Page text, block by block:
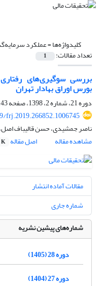
کلیدواژه‌ها =عملکرد
تعداد مقالات: 1
بررسی سوگیری‌های
بورس اوراق بهادار تهران
دوره 21، شماره 2، 1398، صفحه
164
frj.2019.266852.1006745
ناصر جمشیدی، حسن قالیباف
مشاهده مقاله
اصل مقاله K
مقالات آماده انتشار
شماره جاری
شماره‌های پیشین نشریه
دوره 28 (1405)
دوره 27 (1404)